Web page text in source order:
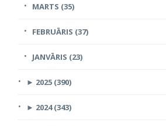
MARTS (35)
FEBRUĀRIS (37)
JANVĀRIS (23)
► 2025 (390)
► 2024 (343)